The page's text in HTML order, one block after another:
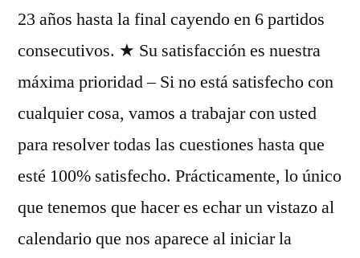
23 años hasta la final cayendo en 6 partidos
consecutivos. ★ Su satisfacción es nuestra
máxima prioridad – Si no está satisfecho con
cualquier cosa, vamos a trabajar con usted
para resolver todas las cuestiones hasta que
esté 100% satisfecho. Prácticamente, lo único
que tenemos que hacer es echar un vistazo al
calendario que nos aparece al iniciar la